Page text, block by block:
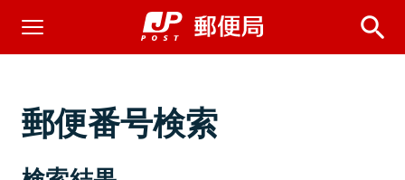
郵便番号検索